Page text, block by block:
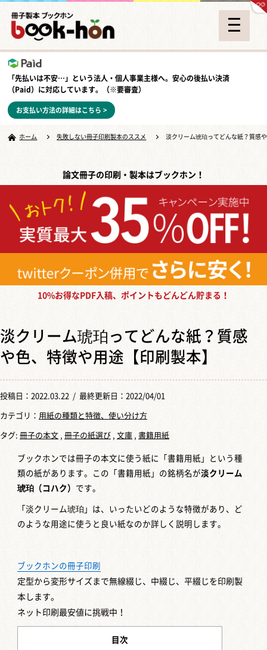
「先払いは不安…」という法人・個人事業主様へ。安心の後払い決済
（Paid） に対応しています。（※要審査）
お支払い方法の詳細はこちら >
ホーム 失敗しない冊子印刷製本のススメ 淡クリーム琥珀ってどんな紙？質感
論文冊子の印刷・製本はブックホン！
10%お得なPDF入稿、ポイントもどんどん貯まる！
淡クリーム琥珀ってどんな紙？質感
や色、特徴や用途【印刷製本】
投稿日： 2022.03.22 / 最終更新日：2022/04/01
カテゴリ： 用紙の種類と特徴、使い分け方
タグ: 冊子の本文 冊子の紙選び 文庫 書籍用紙
ブックホンでは冊子の本文に使う紙に「書籍用紙」という種
類の紙があります。この「書籍用紙」の銘柄名が淡クリーム
琥珀（コハク） です。
「淡クリーム琥珀」は、いったいどのような特徴があり、ど
のような用途に使うと良い紙なのか詳しく説明します。
ブックホンの冊子印刷
定型から変形サイズまで無線綴じ、中綴じ、平綴じを印刷製
本します。
ネット印刷最安値に挑戦中！
目次